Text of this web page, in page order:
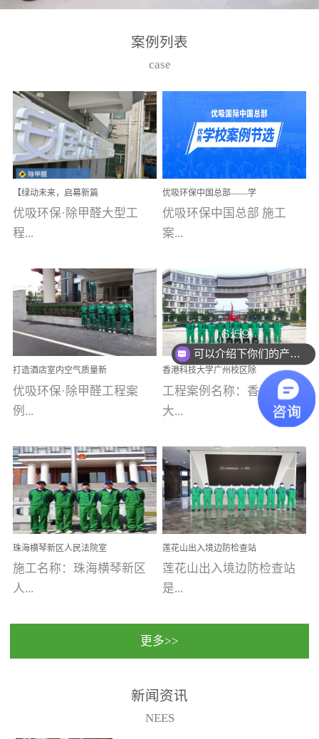
高技能的团队。汇聚了众
取得了多项产品技术专利
和多项国家版权局著作
权，获得高新技术企业称
号。生产优势自主生产自
给自足，优吸公司于2015
在广州番禺区成功建立产
品线生产基地，工厂拥有
自动化生产设备和成熟的
选择源头源材料、严控产
品质量，我们每一批的生
产产品都经过严格的质检
程序；生产车间为优吸总
部和全国分支机构生产光
触媒、净醛王、祛味剂等
优吸系列产品，保质保量
完成生产任务，确保全国
求。资质优势团队优势分
支优势优吸环保是一棵正
茁壮成长的树，只要我们
人人都爱护她、珍惜她、
她将越来越枝繁叶茂，终
将会成为一棵参天大树！
优吸环保截止2020年拥有
全国600家网点分支机构。
案例列表
case
【绿动未来，启幕新篇
章】优吸环保中标深圳安
居乐寓，超大型工装室内
空气治理项目顺利启航，
优吸环保·除甲醛大型工
程...
案例【深圳安居乐寓】室
内空气治理项目深圳安居
乐寓 深圳市安居乐寓
为深圳安居集团旗下城...
优吸环保中国总部——学
校施工案例(节选)
优吸环保中国总部 施工
案...
例(学校工装节选)广州南沙
小学(珠江湾校区)项目地
址：广州市南沙区海滨路
南沙珠江湾江门市蓬江区
禾...
打造酒店室内空气质量新
标杆——优吸环保·标杆之
作：东莞美豪雅致酒店室
内空气治理工程纪实
优吸环保·除甲醛工程案
例...
【东莞美豪雅致酒店】室
内空气治理项目东莞美豪
雅致酒店 东莞美豪雅
致酒店是为中高端人士...
香港科技大学广州校区除
甲醛项目圆满完成
工程案例名称：香港科技
大...
学广州校区室内空气治
理 工程案例地址：广
州南沙区·香港科技大学(广
州)校区 工程案...
珠海横琴新区人民法院室
内除甲醛空气治理项目
施工名称：珠海横琴新区
人...
民法院室内除甲醛空气治
保施工日期：2020年1月珠
莲花山出入境边防检查站
室内除甲醛空气治理项目
莲花山出入境边防检查站
是...
国家通过设在对外开放口
（及各出入境边防检查
更多>>
新闻资讯
NEES
可以介绍下你们的产品么
你们是怎么收费的呢